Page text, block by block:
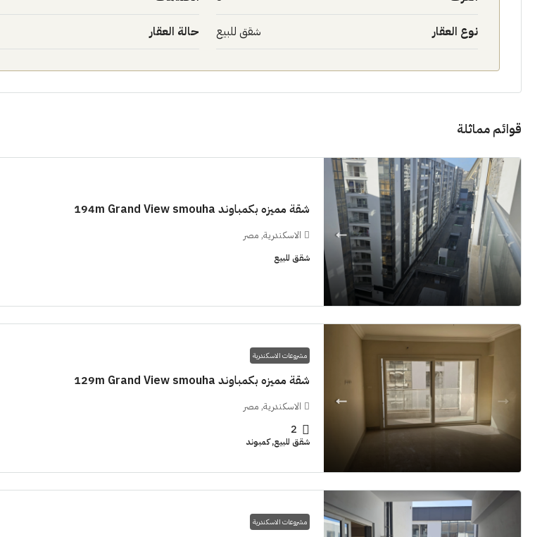
نوع العقار شقق للبيع حالة العقار
قوائم مماثلة
شقة مميزه بكمباوند 194m Grand View smouha
الاسكندرية, مصر
شقق للبيع
مشروعات الاسكندرية
شقة مميزه بكمباوند 129m Grand View smouha
الاسكندرية, مصر
2
شقق للبيع, كمبوند
مشروعات الاسكندرية
11M$
سنوات [ابراج ساويرس]
شقق للبيع, فلل, كمبوند
وقسط حتي ١٠ سنوات ( عاين وحدتك)